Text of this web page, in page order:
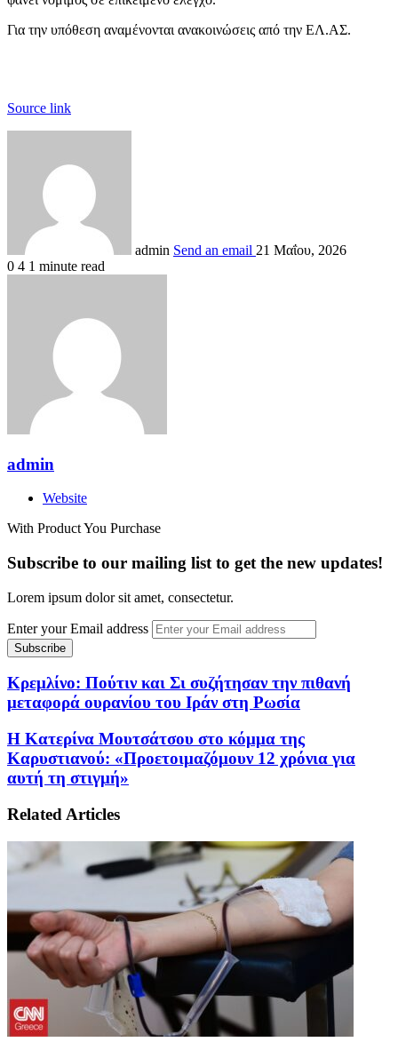
Για την υπόθεση αναμένονται ανακοινώσεις από την ΕΛ.ΑΣ.
Source link
admin Send an email 21 Μαΐου, 2026
0 4 1 minute read
admin
Website
With Product You Purchase
Subscribe to our mailing list to get the new updates!
Lorem ipsum dolor sit amet, consectetur.
Enter your Email address
Κρεμλίνο: Πούτιν και Σι συζήτησαν την πιθανή
μεταφορά ουρανίου του Ιράν στη Ρωσία
Η Κατερίνα Μουτσάτσου στο κόμμα της
Καρυστιανού: «Προετοιμαζόμουν 12 χρόνια για
αυτή τη στιγμή»
Related Articles